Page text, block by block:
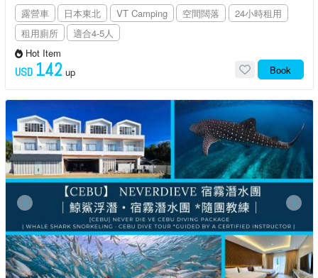
露營車 日本東北 VT Camping 空間闊落
24小時租用
租用廁所
適合4-5人
Hot Item
USD 142 up Book